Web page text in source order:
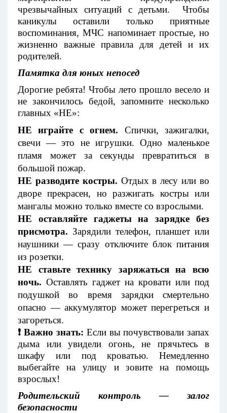
чрезвычайных ситуаций с детьми. Чтобы
каникулы оставили только приятные
воспоминания, МЧС напоминает простые, но
жизненно важные правила для детей и их
родителей.
Памятка для юных непосед
Дорогие ребята! Чтобы лето прошло весело и
не закончилось бедой, запомните несколько
главных «НЕ»:
НЕ играйте с огнем. Спички, зажигалки,
свечи — это не игрушки. Одно маленькое
пламя может за секунды превратиться в
большой пожар.
НЕ разводите костры. Отдых в лесу или во
дворе прекрасен, но разжигать костры или
мангалы можно только вместе со взрослыми.
НЕ оставляйте гаджеты на зарядке без
присмотра. Зарядили телефон, планшет или
наушники — сразу отключите блок питания
из розетки.
НЕ ставьте технику заряжаться на всю
ночь. Оставлять гаджет на кровати или под
подушкой во время зарядки смертельно
опасно — аккумулятор может перегреться и
загореться.
❗ Важно знать: Если вы почувствовали запах
дыма или увидели огонь, не прячьтесь в
шкафу или под кроватью. Немедленно
выбегайте на улицу и зовите на помощь
взрослых!
Родительский контроль — залог
безопасности